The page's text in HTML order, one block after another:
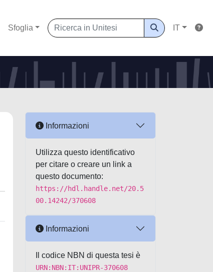
Sfoglia IT
Informazioni
Utilizza questo identificativo
per citare o creare un link a
questo documento:
https://hdl.handle.net/20.5
00.14242/370608
Informazioni
Il codice NBN di questa tesi è
URN:NBN:IT:UNIPR-370608